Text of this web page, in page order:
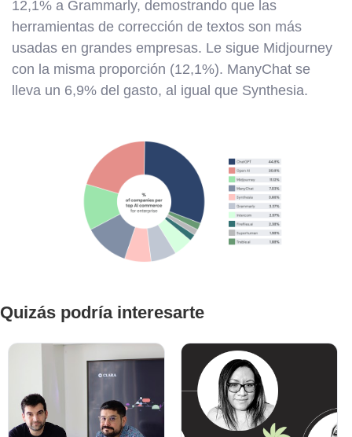
12,1% a Grammarly, demostrando que las
herramientas de corrección de textos son más
usadas en grandes empresas. Le sigue Midjourney
con la misma proporción (12,1%). ManyChat se
lleva un 6,9% del gasto, al igual que Synthesia.
Quizás podría interesarte